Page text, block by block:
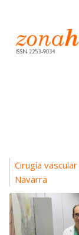
Cirugía
Navarra